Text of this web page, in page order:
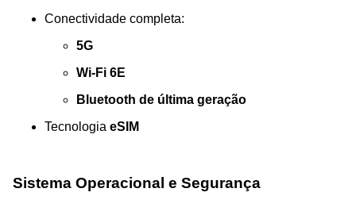
Conectividade completa:
5G
Wi‑Fi 6E
Bluetooth de última geração
Tecnologia eSIM
Sistema Operacional e Segurança